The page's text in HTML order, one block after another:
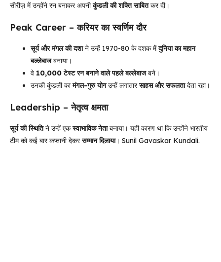
सीरीज़ में उन्होंने रन बनाकर अपनीकुंडली की शक्ति साबितकर दी।
Peak Career – करियर का स्वर्णिम दौर
सूर्य और मंगल की दशाने उन्हें 1970-80 के दशक मेंदुनिया का महान
बल्लेबाजबनाया।
वे 10,000 टेस्ट रन बनाने वाले पहले बल्लेबाजबने।
उनकी कुंडली कामंगल-गुरु योगउन्हें लगातारसाहस और सफलतादेता रहा।
Leadership – नेतृत्व क्षमता
सूर्य की स्थितिने उन्हें एकस्वाभाविक नेताबनाया। यही कारण था कि उन्होंने भारतीय
टीम को कई बार कप्तानी देकरसम्मान दिलाया। Sunil Gavaskar Kundali.